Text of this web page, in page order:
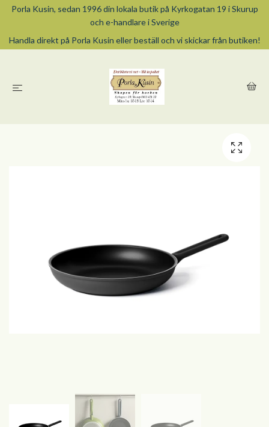
Porla Kusin, sedan 1996 din lokala butik på Kyrkogatan 19 i Skurup
och e-handlare i Sverige
Handla direkt på Porla Kusin eller beställ och vi skickar från butiken!